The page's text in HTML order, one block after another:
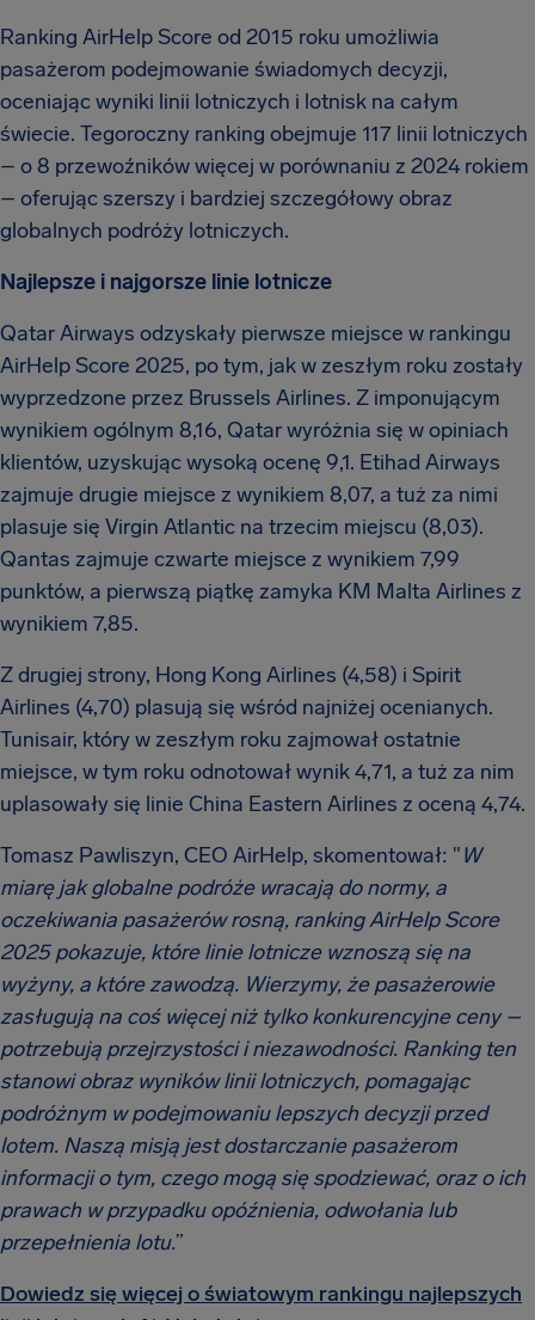
Ranking AirHelp Score od 2015 roku umożliwia
pasażerom podejmowanie świadomych decyzji,
oceniając wyniki linii lotniczych i lotnisk na całym
świecie. Tegoroczny ranking obejmuje 117 linii lotniczych
– o 8 przewoźników więcej w porównaniu z 2024 rokiem
– oferując szerszy i bardziej szczegółowy obraz
globalnych podróży lotniczych.
Najlepsze i najgorsze linie lotnicze
Qatar Airways odzyskały pierwsze miejsce w rankingu
AirHelp Score 2025, po tym, jak w zeszłym roku zostały
wyprzedzone przez Brussels Airlines. Z imponującym
wynikiem ogólnym 8,16, Qatar wyróżnia się w opiniach
klientów, uzyskując wysoką ocenę 9,1. Etihad Airways
zajmuje drugie miejsce z wynikiem 8,07, a tuż za nimi
plasuje się Virgin Atlantic na trzecim miejscu (8,03).
Qantas zajmuje czwarte miejsce z wynikiem 7,99
punktów, a pierwszą piątkę zamyka KM Malta Airlines z
wynikiem 7,85.
Z drugiej strony, Hong Kong Airlines (4,58) i Spirit
Airlines (4,70) plasują się wśród najniżej ocenianych.
Tunisair, który w zeszłym roku zajmował ostatnie
miejsce, w tym roku odnotował wynik 4,71, a tuż za nim
uplasowały się linie China Eastern Airlines z oceną 4,74.
Tomasz Pawliszyn, CEO AirHelp, skomentował: "W
miarę jak globalne podróże wracają do normy, a
oczekiwania pasażerów rosną, ranking AirHelp Score
2025 pokazuje, które linie lotnicze wznoszą się na
wyżyny, a które zawodzą. Wierzymy, że pasażerowie
zasługują na coś więcej niż tylko konkurencyjne ceny –
potrzebują przejrzystości i niezawodności. Ranking ten
stanowi obraz wyników linii lotniczych, pomagając
podróżnym w podejmowaniu lepszych decyzji przed
lotem. Naszą misją jest dostarczanie pasażerom
informacji o tym, czego mogą się spodziewać, oraz o ich
prawach w przypadku opóźnienia, odwołania lub
przepełnienia lotu.”
Dowiedz się więcej o światowym rankingu najlepszych